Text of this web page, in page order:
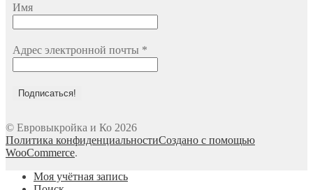
Имя
Адрес электронной почты *
© Евровыкройка и Ко 2026
Политика конфиденциальностиСоздано с помощью
WooCommerce.
Моя учётная запись